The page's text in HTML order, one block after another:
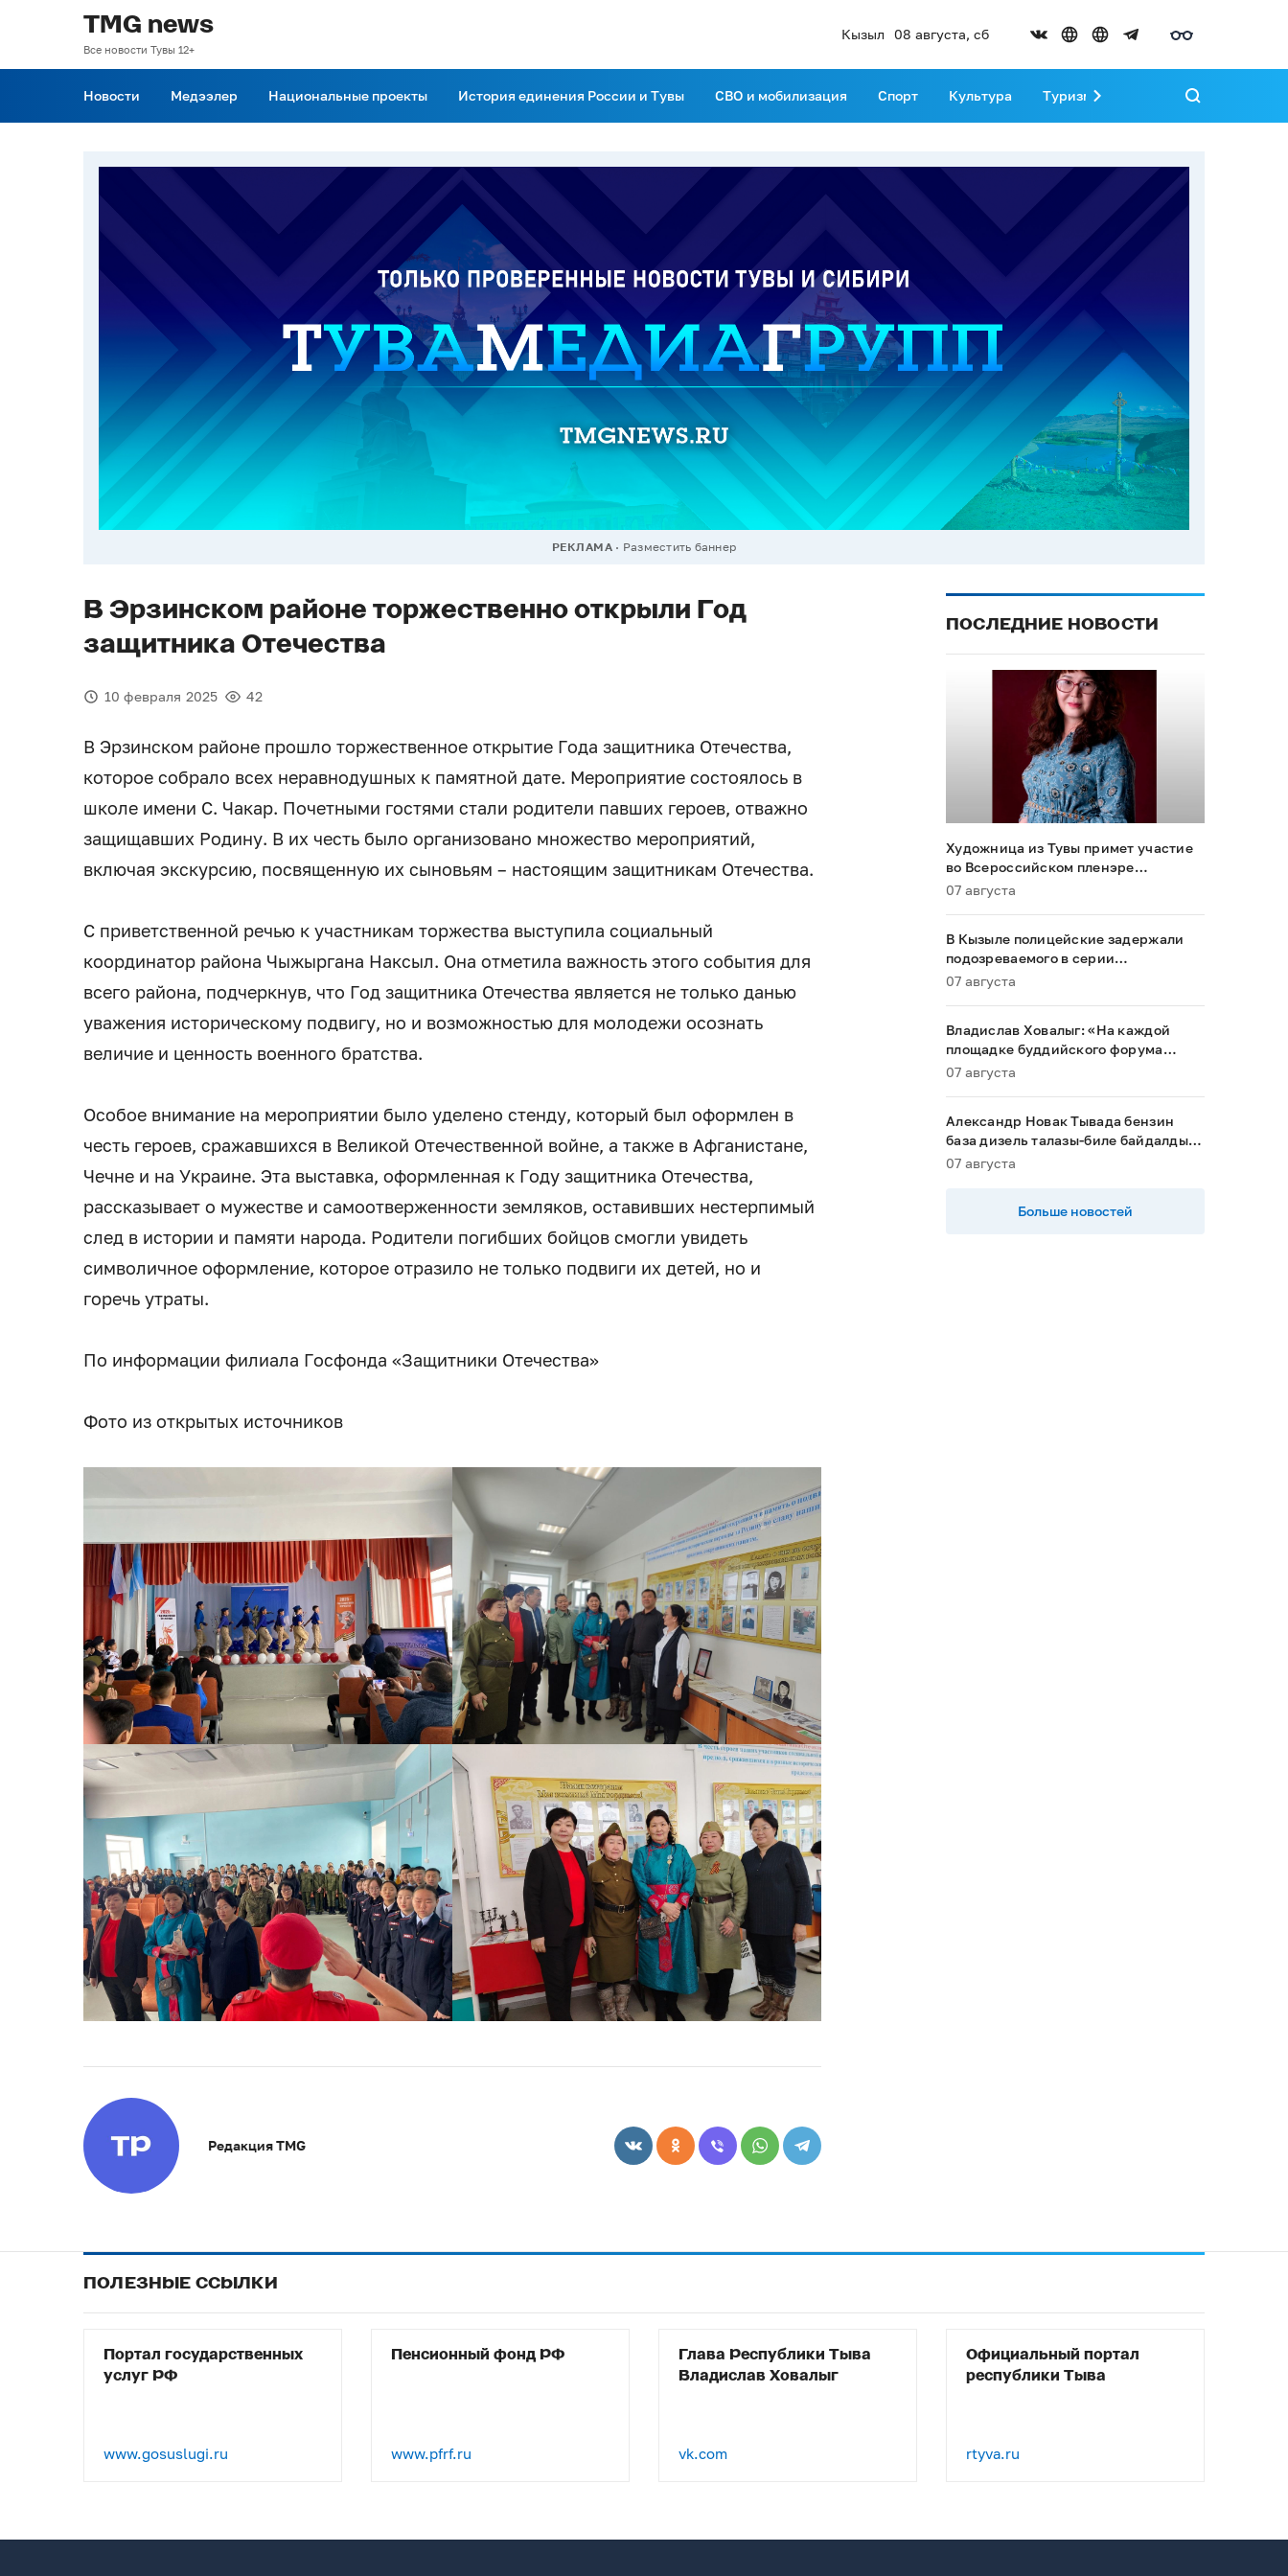
TMG news
Все новости Тувы 12+
Кызыл 08 августа, сб
Новости Медээлер Национальные проекты История единения России и Тувы СВО и мобилизация Спорт Культура Туризм Развитие Тувы
РЕКЛАМА Разместить баннер
В Эрзинском районе торжественно открыли Год
защитника Отечества
10 февраля 2025 42
В Эрзинском районе прошло торжественное открытие Года защитника Отечества,
которое собрало всех неравнодушных к памятной дате. Мероприятие состоялось в
школе имени С. Чакар. Почетными гостями стали родители павших героев, отважно
защищавших Родину. В их честь было организовано множество мероприятий,
включая экскурсию, посвященную их сыновьям – настоящим защитникам Отечества.
С приветственной речью к участникам торжества выступила социальный
координатор района Чыжыргана Наксыл. Она отметила важность этого события для
всего района, подчеркнув, что Год защитника Отечества является не только данью
уважения историческому подвигу, но и возможностью для молодежи осознать
величие и ценность военного братства.
Особое внимание на мероприятии было уделено стенду, который был оформлен в
честь героев, сражавшихся в Великой Отечественной войне, а также в Афганистане,
Чечне и на Украине. Эта выставка, оформленная к Году защитника Отечества,
рассказывает о мужестве и самоотверженности земляков, оставивших нестерпимый
след в истории и памяти народа. Родители погибших бойцов смогли увидеть
символичное оформление, которое отразило не только подвиги их детей, но и
горечь утраты.
По информации филиала Госфонда «Защитники Отечества»
Фото из открытых источников
Редакция TMG
ПОСЛЕДНИЕ НОВОСТИ
Художница из Тувы примет участие
во Всероссийском пленэре
акварелистов в Ханты-Мансийске
07 августа
В Кызыле полицейские задержали
подозреваемого в серии
мошенничеств
07 августа
Владислав Ховалыг: «На каждой
площадке буддийского форума
будет обеспечен строгий контроль
07 августа
Александр Новак Тывада бензин
база дизель талазы-биле байдалды
хыналдада алган
07 августа
Больше новостей
ПОЛЕЗНЫЕ ССЫЛКИ
Портал государственных
услуг РФ
www.gosuslugi.ru
Пенсионный фонд РФ
www.pfrf.ru
Глава Республики Тыва
Владислав Ховалыг
vk.com
Официальный портал
республики Тыва
rtyva.ru